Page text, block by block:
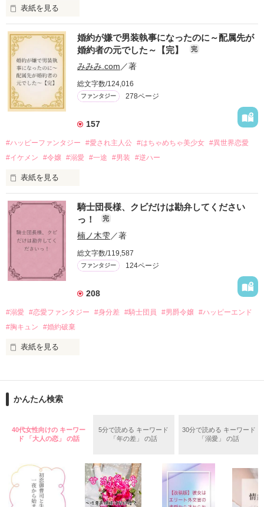
表紙を見る
かつては英雄と呼ばれた父は事業で失敗ばかり。
そのせいで極貧生活を送るオリヴィア・ディルムーンは、母が
倒れたことをきっかけに娼婦になり稼ごうと屋敷を飛び出し
た。
娼館（たぶん）の店主は札束でビンタしてくる謎の男。
金と引き換えに雇われたと思いきや……契約結婚だった！？
裏社会を牛耳るロベールは仮面をつけており、謎が多いが幸せ
な結婚生活を満喫中。
そこでロベールを慕うアリスに一方的に敵視され、嫌がらせを
勘違いから始まる初夜騒動に危険ばかりの血まみれ新婚生活。
出会いは最悪、結婚生活は最高……？
愛を知らない公爵と天然怪力令嬢の溺愛バイオレンスラブコメ
ディです。
＊この世界のお金はお札にさせてください。
＊なろう、カクヨム、アルファポリス掲載中
作品を読む
婚約が嫌で男装執事になったのに～配属先が
婚約者の元でした～【完】
完
みみみ.com ／著
総文字数/124,016
ファンタジー 278ページ
157
#ハッピーファンタジー #愛され主人公 #はちゃめちゃ美少女 #異世界恋愛
#イケメン
#令嬢 #溺愛 #一途 #男装 #逆ハー
表紙を見る
＼異世界ラブコメ×ハッピーファンタジー／
「いやっほぉぉおお〜い！！！！」
バンジーした侯爵令嬢の先にいたのは
甘いマスクの公爵様の頭上でした
「…は？」
リリィ・ロゼッタ侯爵令嬢
透き通るほど白い肌と華奢の手足
ギル・レイヴン公爵
騎士団長様、クビだけは勘弁してください
っ！
完
楠ノ木雫／著
総文字数/119,587
ファンタジー 124ページ
208
#溺愛 #恋愛ファンタジー #身分差 #騎士団員 #男爵令嬢 #ハッピーエンド
#胸キュン
#婚約破棄
表紙を見る
目が覚めたら、自分の隣に知らない男が眠っていた。
朝の鍛錬が迫っていて置いていったが……
鍛錬後の業務中に遭遇、彼はあの近衛騎士団長だと判明した。
「そうだな……黙ってはおいてやろう。だが、何でもするとい
う言葉は言わないほうがいい」
かんたん検索
40代女性向けの キーワー
ド 「大人の恋」 の話
5分で読める キーワード
「年の差」 の話
30分で読める キーワード
「溺愛」 の話